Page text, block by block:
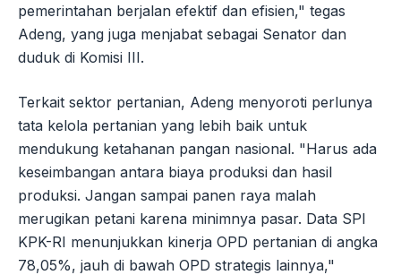
pemerintahan berjalan efektif dan efisien," tegas
Adeng, yang juga menjabat sebagai Senator dan
duduk di Komisi III.
Terkait sektor pertanian, Adeng menyoroti perlunya
tata kelola pertanian yang lebih baik untuk
mendukung ketahanan pangan nasional. "Harus ada
keseimbangan antara biaya produksi dan hasil
produksi. Jangan sampai panen raya malah
merugikan petani karena minimnya pasar. Data SPI
KPK-RI menunjukkan kinerja OPD pertanian di angka
78,05%, jauh di bawah OPD strategis lainnya,"